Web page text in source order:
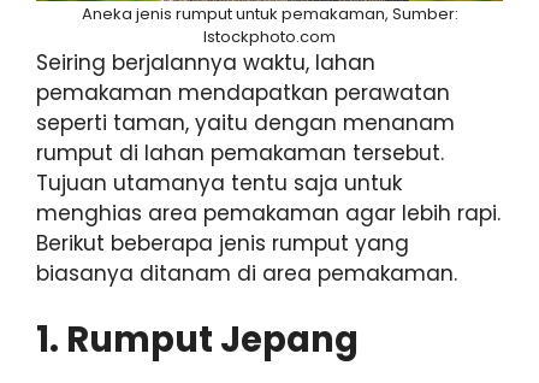
Aneka jenis rumput untuk pemakaman, Sumber:
Istockphoto.com
Seiring berjalannya waktu, lahan
pemakaman mendapatkan perawatan
seperti taman, yaitu dengan menanam
rumput di lahan pemakaman tersebut.
Tujuan utamanya tentu saja untuk
menghias area pemakaman agar lebih rapi.
Berikut beberapa jenis rumput yang
biasanya ditanam di area pemakaman.
1. Rumput Jepang